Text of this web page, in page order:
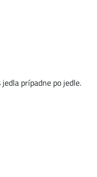
prípadne po jedle.